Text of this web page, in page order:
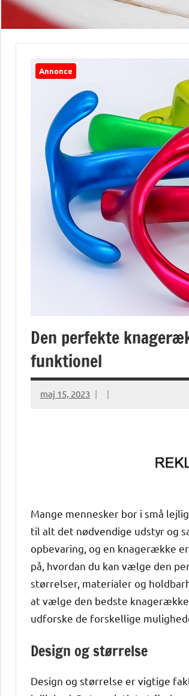
Annonce
Den perfekte
funktionel
maj 15, 2023
Mange mennesker bor i små
til alt det nødvendige udstyr og
opbevaring, og en knagerække
på, hvordan du kan vælge den
størrelser, materialer og
at vælge den bedste
udforske de forskellige
Design og størrelse
Design og størrelse er vigtige